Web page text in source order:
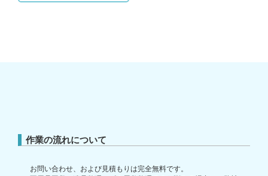
作業の流れについて
お問い合わせ、および見積もりは完全無料です。